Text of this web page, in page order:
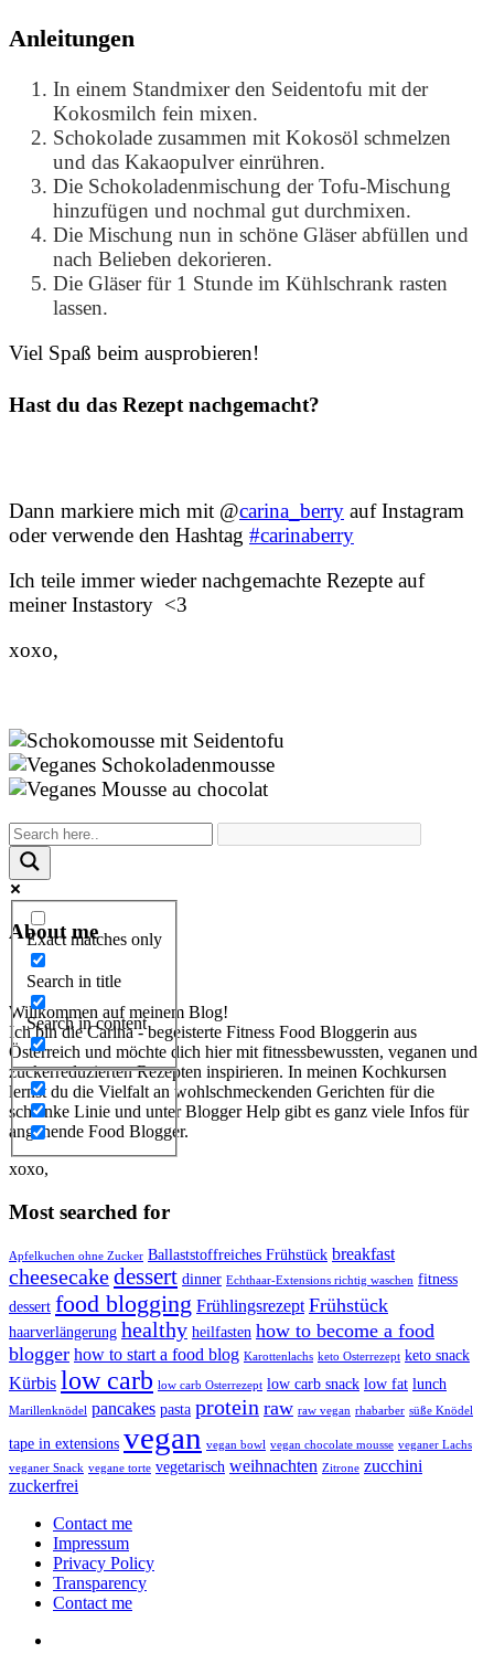
Anleitungen
In einem Standmixer den Seidentofu mit der
Kokosmilch fein mixen.
Schokolade zusammen mit Kokosöl schmelzen
und das Kakaopulver einrühren.
Die Schokoladenmischung der Tofu-Mischung
hinzufügen und nochmal gut durchmixen.
Die Mischung nun in schöne Gläser abfüllen und
nach Belieben dekorieren.
Die Gläser für 1 Stunde im Kühlschrank rasten
lassen.
Viel Spaß beim ausprobieren!
Hast du das Rezept nachgemacht?
Dann markiere mich mit @carina_berry auf Instagram
oder verwende den Hashtag #carinaberry
Ich teile immer wieder nachgemachte Rezepte auf
meiner Instastory <3
xoxo,
Exact matches only
Search in title
Search in content
About me
Willkommen auf meinem Blog!
Ich bin die Carina - begeisterte Fitness Food Bloggerin aus
Österreich und möchte dich hier mit fitnessbewussten, veganen und
zuckerreduzierten Rezepten inspirieren. In meinen Kochkursen
lernst du die Vielfalt an wohlschmeckenden Gerichten für die
schlanke Linie und unter Blogger Help gibt es ganz viele Infos für
angehende Food Blogger.
xoxo,
Most searched for
Apfelkuchen ohne Zucker Ballaststoffreiches Frühstück breakfast
cheesecakedessert dinner Echthaar-Extensions richtig waschen fitness
dessert food blogging Frühlingsrezept Frühstück
haarverlängerung healthy heilfasten how to become a food
blogger how to start a food blog Karottenlachs keto Osterrezept keto snack
Kürbis low carb low carb Osterrezept low carb snack low fat lunch
Marillenknödel pancakes pasta protein raw raw vegan rhabarber süße Knödel
tape in extensions vegan vegan bowl vegan chocolate mousse veganer Lachs
veganer Snack vegane torte vegetarisch weihnachten Zitrone zucchini
zuckerfrei
Contact me
Impressum
Privacy Policy
Transparency
Contact me